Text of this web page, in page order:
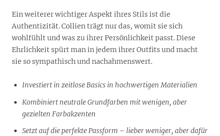
Ein weiterer wichtiger Aspekt ihres Stils ist die
Authentizität. Collien trägt nur das, womit sie sich
wohlfühlt und was zu ihrer Persönlichkeit passt. Diese
Ehrlichkeit spürt man in jedem ihrer Outfits und macht
sie so sympathisch und nachahmenswert.
Investiert in zeitlose Basics in hochwertigen Materialien
Kombiniert neutrale Grundfarben mit wenigen, aber
gezielten Farbakzenten
Setzt auf die perfekte Passform – lieber weniger, aber dafür